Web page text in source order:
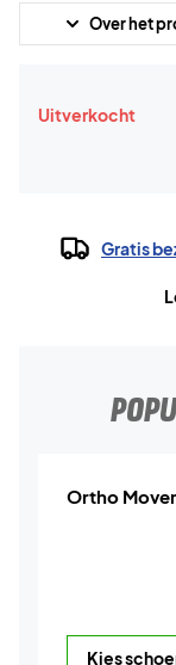
Over het
Uitverkocht
Gratis
Ortho